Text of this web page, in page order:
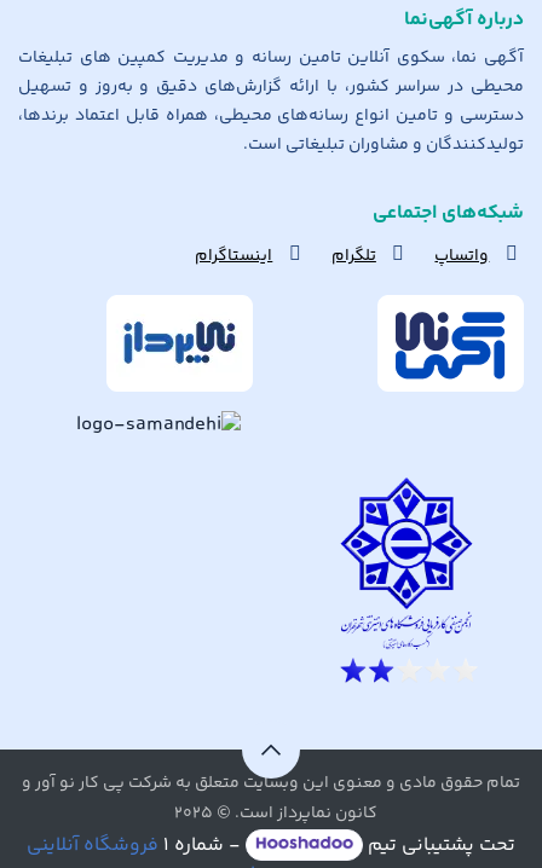
درباره آگهی‌نما
آگهی نما، سکوی آنلاین تامین رسانه و مدیریت کمپین های تبلیغات
محیطی در سراسر کشور، با ارائه گزارش‌های دقیق و به‌روز و تسهیل
دسترسی و تامین انواع رسانه‌های محیطی، همراه قابل اعتماد برندها،
تولیدکنندگان و مشاوران تبلیغاتی است.
شبکه‌های اجتماعی
واتساپ تلگرام اینستاگرام
تمام حقوق مادی و معنوی این وبسایت متعلق به شرکت پی کار نو آور و
کانون نماپرداز است. © ۲۰۲۵
تحت پشتیبانی تیم - شماره ۱ فروشگاه آنلاینی